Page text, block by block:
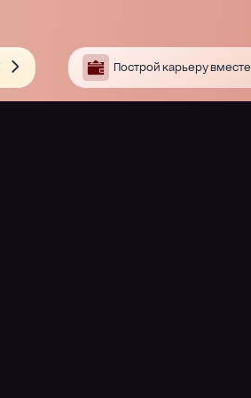
Построй карьеру вместе